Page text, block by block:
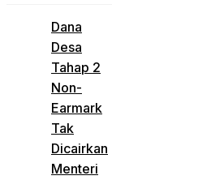
Dana
Desa
Tahap 2
Non-
Earmark
Tak
Dicairkan
Menteri